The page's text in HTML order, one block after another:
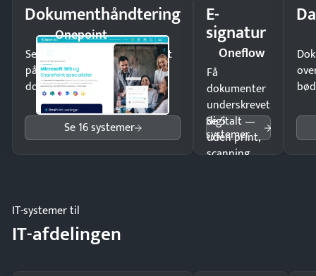
Dokumenthåndtering
Onepoint
Send kontrakter til underskrift
på minutter og mist ingen
dokumenter.
Se 16 systemer
E-
signatur
Oneflow
Få
dokumenter
underskrevet
digitalt —
uden print,
scanning
Se 5
systemer
IT-systemer til
IT-afdelingen